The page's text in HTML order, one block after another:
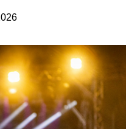
Konzerte
Festivals
Veranstaltungsorte
des 7er Club,